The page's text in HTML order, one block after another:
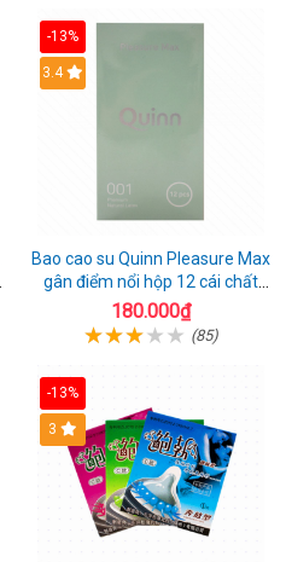
-13%
3.4
Bao cao su Quinn Pleasure Max
gân điểm nổi hộp 12 cái chất
lượng
180.000₫
(85)
-13%
3